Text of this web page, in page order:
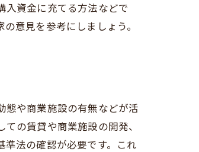
入資金に充てる方法などで
意見を参考にしましょう。
態や商業施設の有無などが活
の賃貸や商業施設の開発、
法の確認が必要です。これ